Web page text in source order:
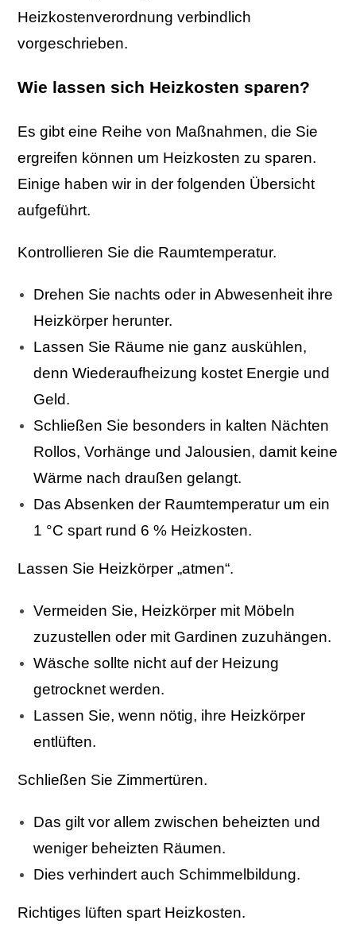
Heizkostenverordnung verbindlich
vorgeschrieben.
Wie lassen sich Heizkosten sparen?
Es gibt eine Reihe von Maßnahmen, die Sie
ergreifen können um Heizkosten zu sparen.
Einige haben wir in der folgenden Übersicht
aufgeführt.
Kontrollieren Sie die Raumtemperatur.
Drehen Sie nachts oder in Abwesenheit ihre
Heizkörper herunter.
Lassen Sie Räume nie ganz auskühlen,
denn Wiederaufheizung kostet Energie und
Geld.
Schließen Sie besonders in kalten Nächten
Rollos, Vorhänge und Jalousien, damit keine
Wärme nach draußen gelangt.
Das Absenken der Raumtemperatur um ein
1 °C spart rund 6 % Heizkosten.
Lassen Sie Heizkörper „atmen“.
Vermeiden Sie, Heizkörper mit Möbeln
zuzustellen oder mit Gardinen zuzuhängen.
Wäsche sollte nicht auf der Heizung
getrocknet werden.
Lassen Sie, wenn nötig, ihre Heizkörper
entlüften.
Schließen Sie Zimmertüren.
Das gilt vor allem zwischen beheizten und
weniger beheizten Räumen.
Dies verhindert auch Schimmelbildung.
Richtiges lüften spart Heizkosten.